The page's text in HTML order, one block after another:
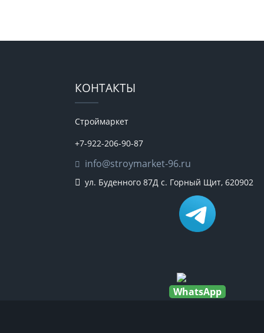
КОНТАКТЫ
Строймаркет
+7-922-206-90-87
info@stroymarket-96.ru
ул. Буденного 87Д с. Горный Щит, 620902
WhatsApp